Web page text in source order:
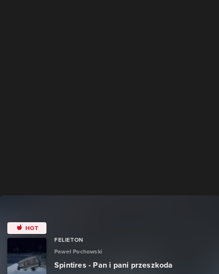
HOT
FELIETON
Paweł Pochowski
Spintires - Pan i pani przeszkoda